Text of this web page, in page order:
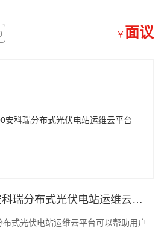
站电力监控系统
￥ 面议
AcrelCloud-1200安科瑞分布式光伏电站运维云平台
布式光伏电站运维云平台可以帮助用户